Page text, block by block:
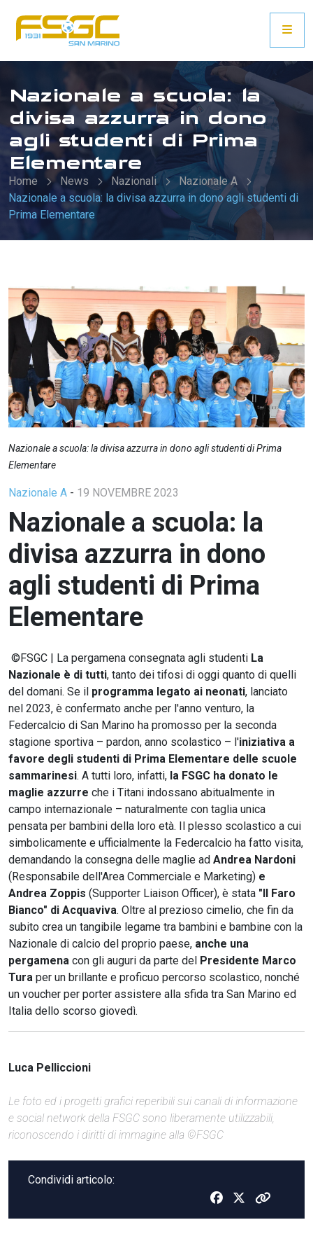
Nazionale a scuola: la
divisa azzurra in dono
agli studenti di Prima
Elementare
Home News Nazionali
Nazionale A
Nazionale a scuola: la divisa azzurra in dono agli studenti di
Prima Elementare
Nazionale a scuola: la divisa azzurra in dono agli studenti di Prima
Elementare
Nazionale A - 19 NOVEMBRE 2023
Nazionale a scuola: la
divisa azzurra in dono
agli studenti di Prima
Elementare
©FSGC | La pergamena consegnata agli studenti La
Nazionale è di tutti, tanto dei tifosi di oggi quanto di quelli
del domani. Se il programma legato ai neonati, lanciato
nel 2023, è confermato anche per l'anno venturo, la
Federcalcio di San Marino ha promosso per la seconda
stagione sportiva – pardon, anno scolastico – l'iniziativa a
favore degli studenti di Prima Elementare delle scuole
sammarinesi. A tutti loro, infatti, la FSGC ha donato le
maglie azzurre che i Titani indossano abitualmente in
campo internazionale – naturalmente con taglia unica
pensata per bambini della loro età. Il plesso scolastico a cui
simbolicamente e ufficialmente la Federcalcio ha fatto visita,
demandando la consegna delle maglie ad Andrea Nardoni
(Responsabile dell'Area Commerciale e Marketing) e
Andrea Zoppis (Supporter Liaison Officer), è stata "Il Faro
Bianco" di Acquaviva. Oltre al prezioso cimelio, che fin da
subito crea un tangibile legame tra bambini e bambine con la
Nazionale di calcio del proprio paese, anche una
pergamena con gli auguri da parte del Presidente Marco
Tura per un brillante e proficuo percorso scolastico, nonché
un voucher per porter assistere alla sfida tra San Marino ed
Italia dello scorso giovedì.
Luca Pelliccioni
Le foto ed i progetti grafici reperibili sui canali di informazione
e social network della FSGC sono liberamente utilizzabili,
riconoscendo i diritti di immagine alla ©FSGC
Condividi articolo: